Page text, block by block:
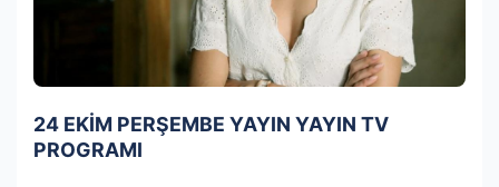
24 EKİM PERŞEMBE YAYIN YAYIN TV
PROGRAMI